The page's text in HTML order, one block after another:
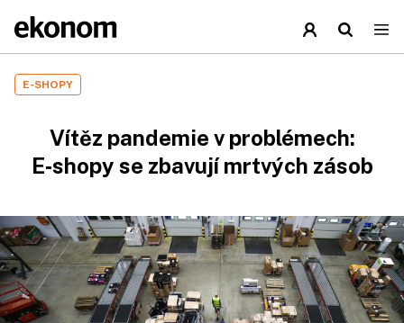
E-SHOPY
Vítěz pandemie v problémech:
E‑shopy se zbavují mrtvých zásob